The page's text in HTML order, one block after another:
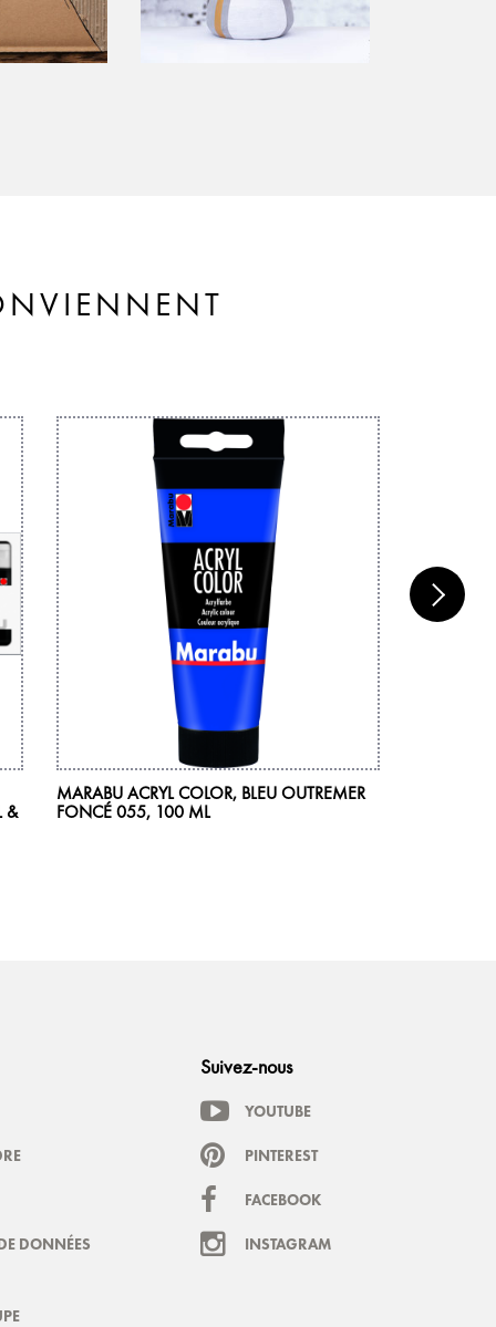
&
MARABU ACRYL COLOR, BLEU OUTREMER
FONCÉ 055, 100 ML
DONNÉES
Suivez-nous
YOUTUBE
PINTEREST
FACEBOOK
INSTAGRAM